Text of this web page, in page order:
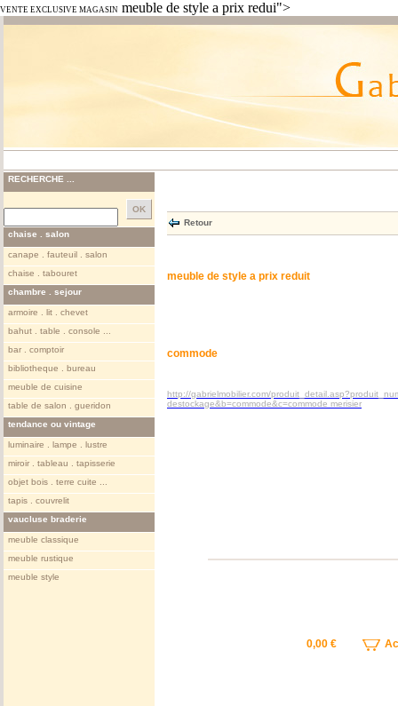
VENTE EXCLUSIVE MAGASIN meuble de style a prix redui">
RECHERCHE ...
chaise . salon
canape . fauteuil . salon
chaise . tabouret
chambre . sejour
armoire . lit . chevet
bahut . table . console ...
bar . comptoir
bibliotheque . bureau
meuble de cuisine
table de salon . gueridon
tendance ou vintage
luminaire . lampe . lustre
miroir . tableau . tapisserie
objet bois . terre cuite ...
tapis . couvrelit
vaucluse braderie
meuble classique
meuble rustique
meuble style
Retour
meuble de style a prix reduit
commode
http://gabrielmobilier.com/
destockage&b=commode&c=commode merisier
0,00 €